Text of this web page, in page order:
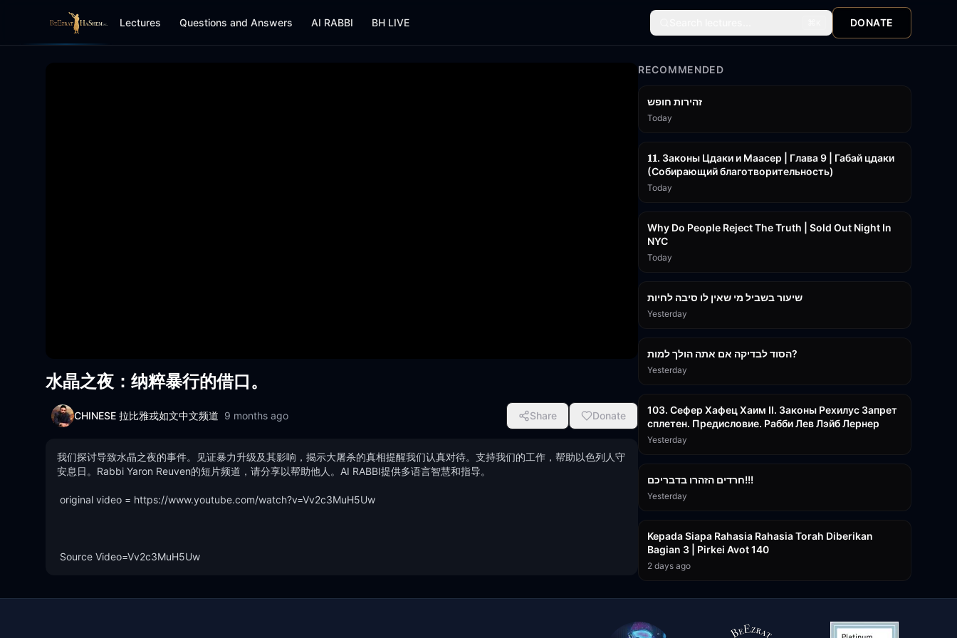
Lectures Questions and Answers AI RABBI BH LIVE DONATE
水晶之夜：纳粹暴行的借口。
CHINESE 拉比雅戎如文中文频道 9 months ago Share Donate
我们探讨导致水晶之夜的事件。见证暴力升级及其影响，揭示大屠杀的真相提醒我们认真对待。支持我们的工作，帮助以色列人守
安息日。Rabbi Yaron Reuven的短片频道，请分享以帮助他人。AI RABBI提供多语言智慧和指导。
Source Video=Vv2c3MuH5Uw
RECOMMENDED
זהירות חופש
Today
𝟏𝟏. Законы Цдаки и Маасер | Глава 9 | Габай цдаки
(Собирающий благотворительность)
Today
Why Do People Reject The Truth | Sold Out Night In
NYC
Today
שיעור בשביל מי שאין לו סיבה לחיות
Yesterday
הסוד לבדיקה אם אתה הולך למות?
Yesterday
103. Сефер Хафец Хаим II. Законы Рехилус Запрет
сплетен. Предисловие. Рабби Лев Лэйб Лернер
Yesterday
חרדים הזהרו בדבריכם!!!
Yesterday
Kepada Siapa Rahasia Rahasia Torah Diberikan
Bagian 3 | Pirkei Avot 140
2 days ago